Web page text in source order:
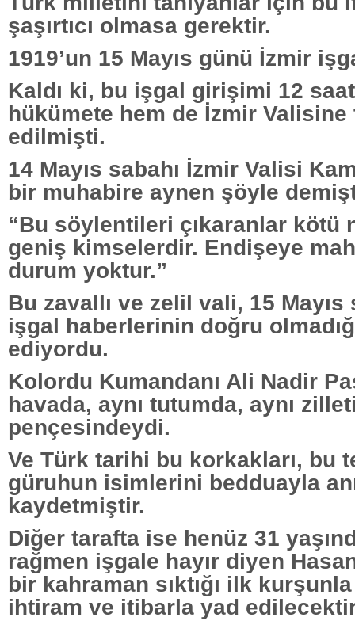
şaşırtıcı olmasa gerektir.
1919’un 15 Mayıs günü İzmir
Kaldı ki, bu işgal girişimi 12
hükümete hem de İzmir
edilmişti.
14 Mayıs sabahı İzmir Valisi
bir muhabire aynen şöyle
“Bu söylentileri çıkaranlar kötü
geniş kimselerdir. Endişeye
durum yoktur.”
Bu zavallı ve zelil vali, 15 Mayıs
işgal haberlerinin doğru
ediyordu.
Kolordu Kumandanı Ali Nadir
havada, aynı tutumda, aynı
pençesindeydi.
Ve Türk tarihi bu korkakları, bu
güruhun isimlerini bedduayla
kaydetmiştir.
Diğer tarafta ise henüz 31
rağmen işgale hayır diyen
bir kahraman sıktığı ilk
ihtiram ve itibarla yad